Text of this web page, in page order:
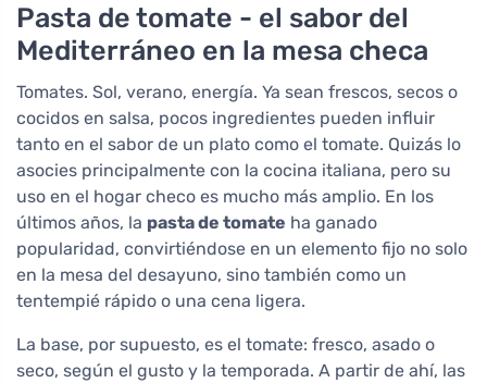
Pasta de tomate - el sabor del
Mediterráneo en la mesa checa
Tomates. Sol, verano, energía. Ya sean frescos, secos o
cocidos en salsa, pocos ingredientes pueden influir
tanto en el sabor de un plato como el tomate. Quizás lo
asocies principalmente con la cocina italiana, pero su
uso en el hogar checo es mucho más amplio. En los
últimos años, la pasta de tomate ha ganado
popularidad, convirtiéndose en un elemento fijo no solo
en la mesa del desayuno, sino también como un
tentempié rápido o una cena ligera.
La base, por supuesto, es el tomate: fresco, asado o
seco, según el gusto y la temporada. A partir de ahí, las